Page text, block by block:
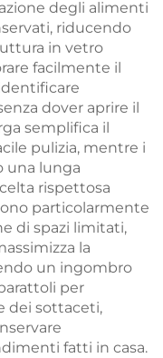
degli alimenti
riducendo
in vetro
facilmente il
dover aprire il
semplifica il
pulizia, mentre i
una lunga
rispettosa
particolarmente
di spazi limitati,
la
un ingombro
per
dei sottaceti,
fatti in casa.